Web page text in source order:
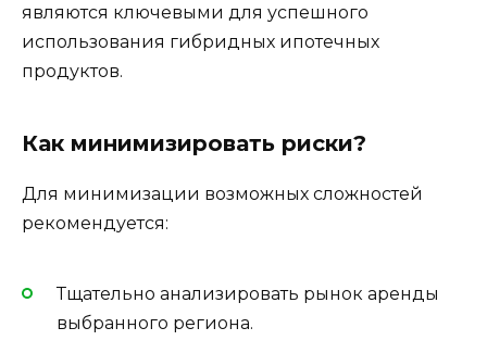
являются ключевыми для успешного
использования гибридных ипотечных
продуктов.
Как минимизировать риски?
Для минимизации возможных сложностей
рекомендуется:
Тщательно анализировать рынок аренды
выбранного региона.